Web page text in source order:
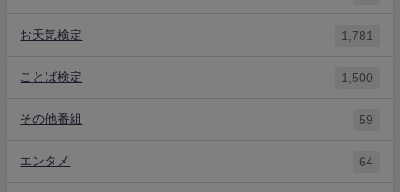
お天気検定 1,781
ことば検定 1,500
その他番組 59
エンタメ 64